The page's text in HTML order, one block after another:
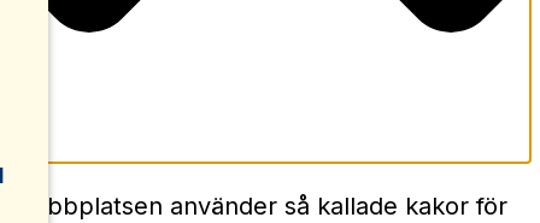
Webbplatsen använder så kallade kakor för